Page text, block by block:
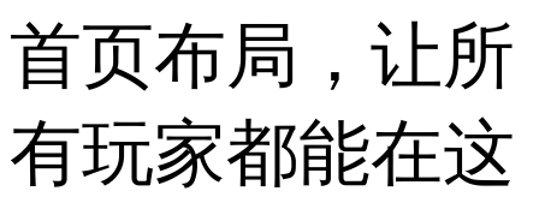
首页布局，让所
有玩家都能在这